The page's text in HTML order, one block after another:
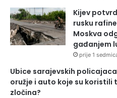
Kijev
rusku
Moskva
gađanjem
prije 1
Ubice sarajevskih
oružje i auto koje su koristili
zločina?